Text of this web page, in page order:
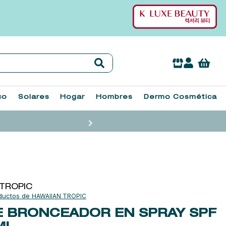
Solares Hogar Hombres Dermo Cosmética
HAWAIIAN TROPIC
BRONCEADOR EN SPRAY SPF